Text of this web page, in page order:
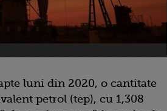
luni din 2020, o cantitate
petrol (tep), cu 1,308